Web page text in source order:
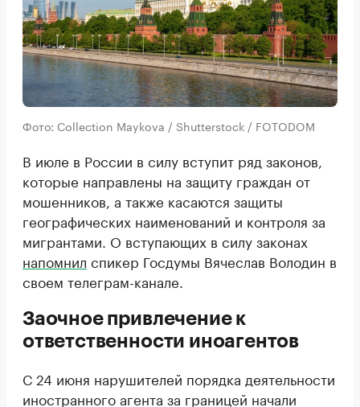
Фото: Collection Maykova / Shutterstock / FOTODOM
В июле в России в силу вступит ряд законов,
которые направлены на защиту граждан от
мошенников, а также касаются защиты
географических наименований и контроля за
мигрантами. О вступающих в силу законах
напомнил спикер Госдумы Вячеслав Володин в
своем телеграм-канале.
Заочное привлечение к
ответственности иноагентов
С 24 июня нарушителей порядка деятельности
иностранного агента за границей начали